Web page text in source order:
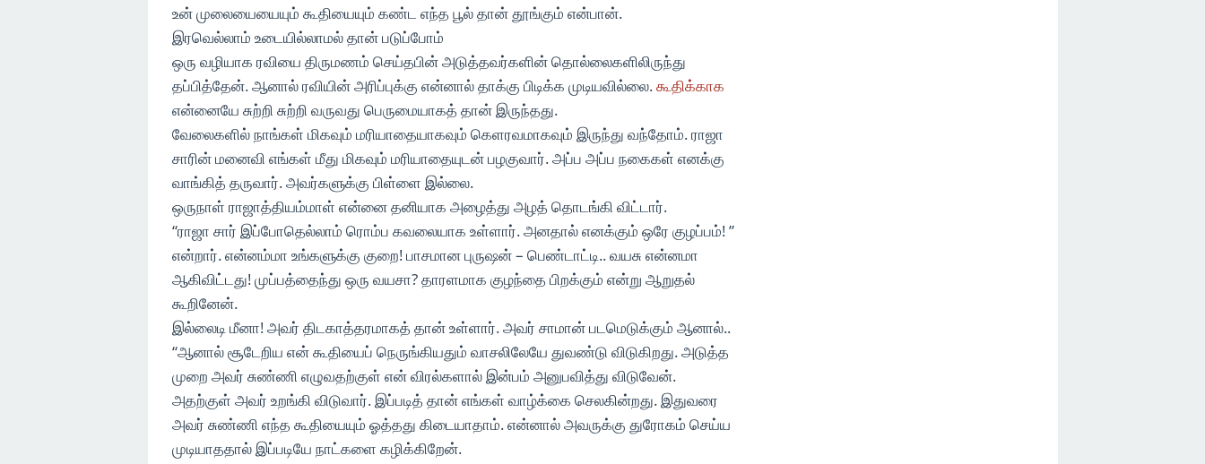
உன் முலையையையும் கூதியையும் கண்ட எந்த பூல் தான் தூங்கும் என்பான்.
இரவெல்லாம் உடையில்லாமல் தான் படுப்போம்
ஒரு வழியாக ரவியை திருமணம் செய்தபின் அடுத்தவர்களின் தொல்லைகளிலிருந்து
தப்பித்தேன். ஆனால் ரவியின் அரிப்புக்கு என்னால் தாக்கு பிடிக்க முடியவில்லை.கூதிக்காக
என்னையே சுற்றி சுற்றி வருவது பெருமையாகத் தான் இருந்தது.
வேலைகளில் நாங்கள் மிகவும் மரியாதையாகவும் கெளரவமாகவும் இருந்து வந்தோம். ராஜா
சாரின் மனைவி எங்கள் மீது மிகவும் மரியாதையுடன் பழகுவார். அப்ப அப்ப நகைகள் எனக்கு
வாங்கித் தருவார். அவர்களுக்கு பிள்ளை இல்லை.
ஒருநாள் ராஜாத்தியம்மாள் என்னை தனியாக அழைத்து அழத் தொடங்கி விட்டார்.
“ராஜா சார் இப்போதெல்லாம் ரொம்ப கவலையாக உள்ளார். அனதால் எனக்கும் ஒரே குழப்பம்! ”
என்றார். என்னம்மா உங்களுக்கு குறை! பாசமான புருஷன் – பெண்டாட்டி.. வயசு என்னமா
ஆகிவிட்டது! முப்பத்தைந்து ஒரு வயசா? தாரளமாக குழந்தை பிறக்கும் என்று ஆறுதல்
கூறினேன்.
இல்லைடி மீனா! அவர் திடகாத்தரமாகத் தான் உள்ளார். அவர் சாமான் படமெடுக்கும் ஆனால்..
“ஆனால் சூடேறிய என் கூதியைப் நெருங்கியதும் வாசலிலேயே துவண்டு விடுகிறது. அடுத்த
முறை அவர் சுண்ணி எழுவதற்குள் என் விரல்களால் இன்பம் அனுபவித்து விடுவேன்.
அதற்குள் அவர் உறங்கி விடுவார். இப்படித் தான் எங்கள் வாழ்க்கை செலகின்றது. இதுவரை
அவர் சுண்ணி எந்த கூதியையும் ஓத்தது கிடையாதாம். என்னால் அவருக்கு துரோகம் செய்ய
முடியாததால் இப்படியே நாட்களை கழிக்கிறேன்.